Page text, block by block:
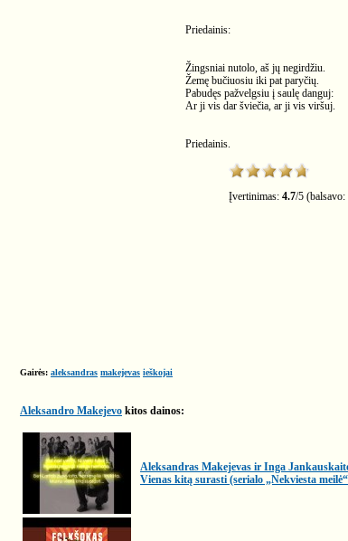
Priedainis:
Žingsniai nutolo, aš jų negirdžiu.
Žemę bučiuosiu iki pat paryčių.
Pabudęs pažvelgsiu į saulę danguj:
Ar ji vis dar šviečia, ar ji vis viršuj.
Priedainis.
Įvertinimas: 4.7/5 (balsavo:
Gairės: aleksandras makejevas ieškojai
Aleksandro Makejevo kitos dainos:
Aleksandras Makejevas ir Inga
Vienas kitą surasti (serialo „Nekviesta